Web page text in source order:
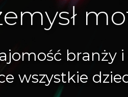
branży
wszystkie